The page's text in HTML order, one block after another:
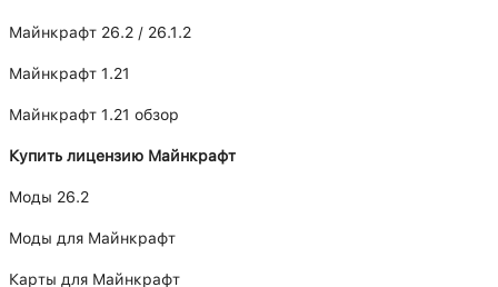
Майнкрафт 26.2 / 26.1.2
Майнкрафт 1.21
Майнкрафт 1.21 обзор
Купить лицензию Майнкрафт
Моды 26.2
Моды для Майнкрафт
Карты для Майнкрафт